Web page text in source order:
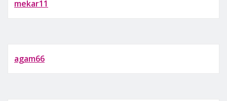
mekar11
agam66